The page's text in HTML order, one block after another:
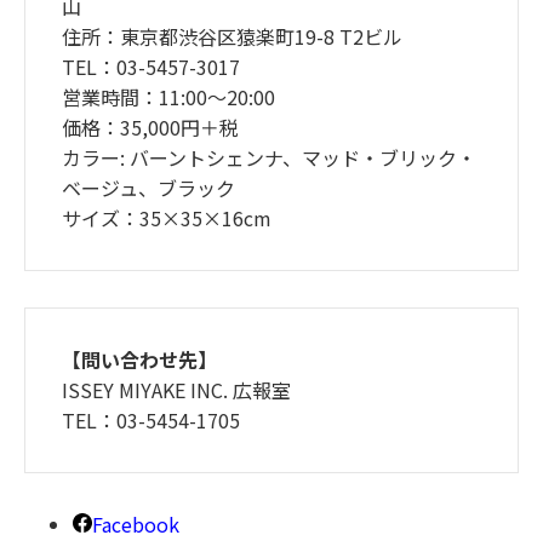
住所：東京都渋谷区猿楽町19-8 T2ビル
TEL：03-5457-3017
営業時間：11:00～20:00
価格：35,000円＋税
カラー: バーントシェンナ、マッド・ブリック・
ベージュ、ブラック
サイズ：35×35×16cm
【問い合わせ先】
ISSEY MIYAKE INC. 広報室
TEL：03-5454-1705
Facebook